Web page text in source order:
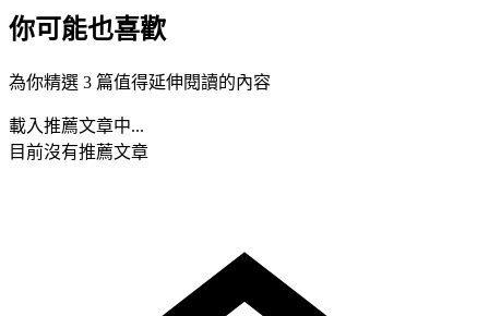
你可能也喜歡
為你精選 3 篇值得延伸閱讀的內容
載入推薦文章中...
目前沒有推薦文章